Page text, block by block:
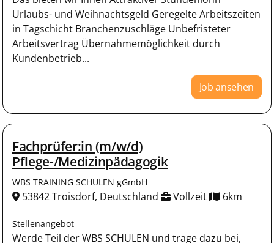
Urlaubs- und Weihnachtsgeld Geregelte Arbeitszeiten
in Tagschicht Branchenzuschläge Unbefristeter
Arbeitsvertrag Übernahmemöglichkeit durch
Kundenbetrieb...
Job ansehen
Fachprüfer:in (m/w/d)
Pflege-/Medizinpädagogik
WBS TRAINING SCHULEN gGmbH
53842 Troisdorf, Deutschland Vollzeit 6km
Stellenangebot
Werde Teil der WBS SCHULEN und trage dazu bei,